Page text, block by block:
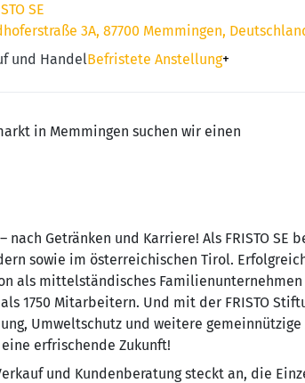
SE
3A, 87700 Memmingen,
und HandelBefristete Anstellung+
in Memmingen suchen wir einen
nach Getränken und Karriere! Als FRISTO
sowie im österreichischen Tirol.
als mittelständisches
1750 Mitarbeitern. Und mit der FRISTO
Umweltschutz und weitere gemeinnützige
erfrischende Zukunft!
und Kundenberatung steckt an, die